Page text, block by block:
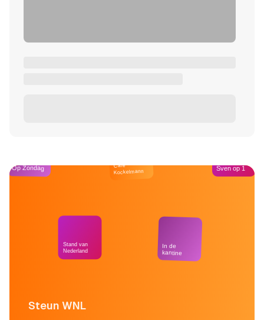
Steun WNL
Op Zondag
Stand van
Nederland
Café
Kockelmann
In de
kantine
Sven op 1